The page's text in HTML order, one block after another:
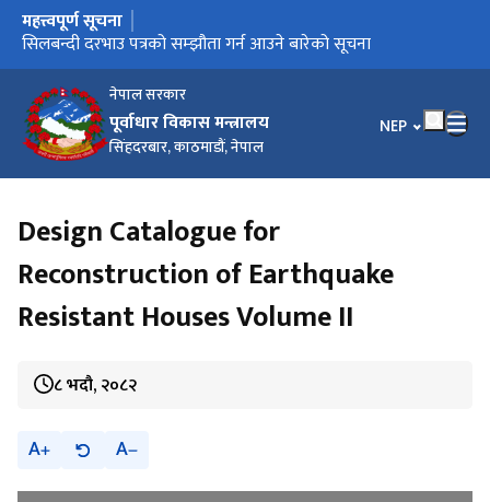
नेपाल सरकार
पूर्वाधार विकास मन्त्रालय
सिंहदरबार, काठमाडौं, नेपाल
भाषा चयन गर्नुहोस्
NEP
मुख्य नेभिगेसनमा जानुहोस्
महत्त्वपूर्ण सूचना
प्रेस विज्ञप्ति (प्रकाशन मिति : २०८३-०१-१३)
प्रेस विज्ञप्ति (प्रकाशन मिति : २०८३-०१-११)
सिलबन्दी दरभाउ पत्रको सम्झौता गर्न आउने बारेको सूचना
गुनासो हटलाइन सेवा सञ्‍चालन सम्बन्धी सूचना
हराएका/चोरी भएका जिन्सी सामानहरूका बारे सार्वजनिक सूचना
Design Catalogue for
Reconstruction of Earthquake
Resistant Houses Volume II
८ भदौ, २०८२
A A